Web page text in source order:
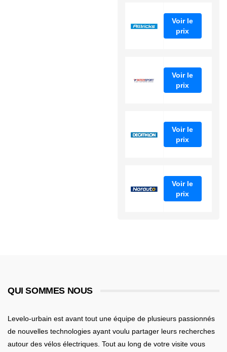
Voir le
prix
Voir le
prix
Voir le
prix
Voir le
prix
QUI SOMMES NOUS
Levelo-urbain est avant tout une équipe de plusieurs passionnés
de nouvelles technologies ayant voulu partager leurs recherches
autour des vélos électriques. Tout au long de votre visite vous